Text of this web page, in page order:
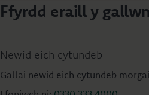
Ffyrdd eraill y
Newid eich cytundeb
Gallai newid eich cytundeb